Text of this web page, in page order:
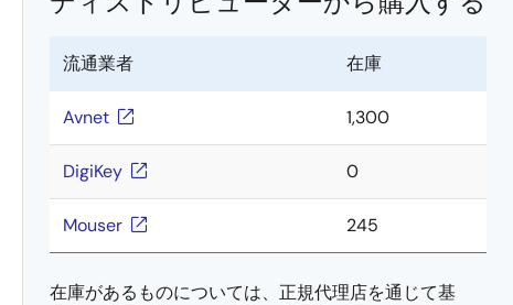
流通業者 在庫
Avnet 1,300
DigiKey 0
Mouser 245
在庫があるものについては、正規代理店を通じて基